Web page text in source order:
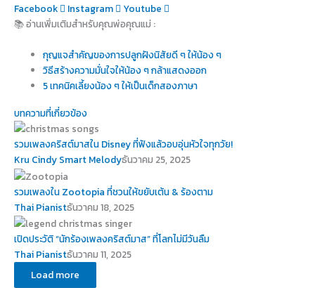
Facebook Instagram
Youtube
📚 อ่านเพิ่มเติมสำหรับคุณพ่อคุณแม่ :
กุญแจสำคัญของการปลูกฝังนิสัยดี ๆ ให้น้อง ๆ
วิธีสร้างความมั่นใจให้น้อง ๆ กล้าแสดงออก
5 เทคนิคเลี้ยงน้อง ๆ ให้เป็นเด็กสองภาษา
บทความที่เกี่ยวข้อง
รวมเพลงคริสต์มาสใน Disney ที่ฟังแล้วอบอุ่นหัวใจทุกวัย!
Kru Cindy Smart Melodyธันวาคม 25, 2025
รวมเพลงใน Zootopia ที่ชวนให้ขยับเต้น & ร้องตาม
Thai Pianistธันวาคม 18, 2025
เปิดประวัติ “นักร้องเพลงคริสต์มาส” ที่โลกไม่มีวันลืม
Thai Pianistธันวาคม 11, 2025
Load more